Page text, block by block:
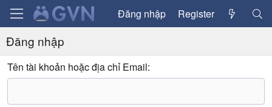
Đăng nhập Register
Đăng nhập
Tên tài khoản hoặc địa chỉ Email